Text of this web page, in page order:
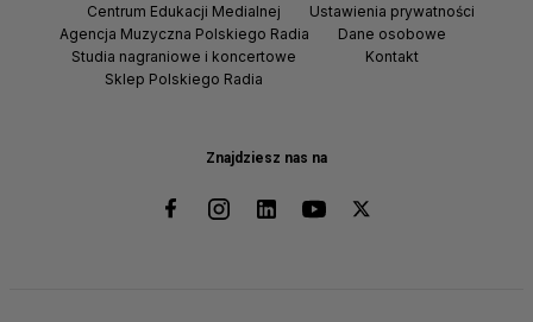
Znajdziesz nas na
Centrum Edukacji Medialnej
Agencja Muzyczna Polskiego Radia
Studia nagraniowe i koncertowe
Sklep Polskiego Radia
Ustawienia prywatności
Dane osobowe
Kontakt